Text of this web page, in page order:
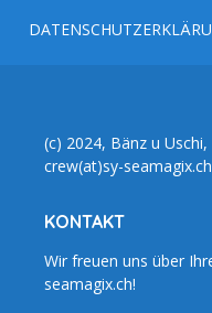
(c) 2024, Bänz u
crew(at)sy-seamagix.ch
KONTAKT
Wir freuen uns über
seamagix.ch!